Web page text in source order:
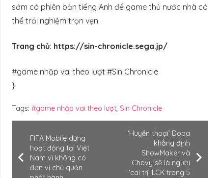
sớm có phiên bản tiếng Anh để game thủ nước nhà có
thể trải nghiệm trọn vẹn.
Trang chủ: https://sin-chronicle.sega.jp/
#game nhập vai theo lượt #Sin Chronicle
}
Tags: #game nhập vai theo lượt, Sin Chronicle
FIFA Mobile dừng
hoạt động tại Việt
Nam vì không có
đơn vị chủ quản
‘Huyền thoại’ Dopa
khẳng định
ShowMaker và
Chovy sẽ là người
‘cai trị’ LCK trong 5